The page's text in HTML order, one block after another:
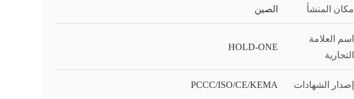
مكان المنشأ الصين
اسم العلامة
التجارية
HOLD-ONE
إصدار الشهادات PCCC/ISO/CE/KEMA